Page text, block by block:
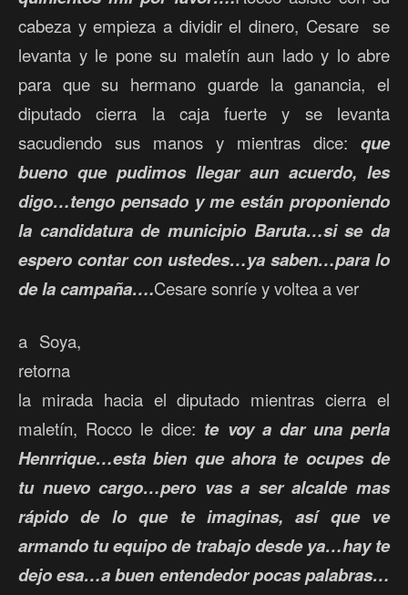
cabeza y empieza a dividir el dinero, Cesare se
levanta y le pone su maletín aun lado y lo abre
para que su hermano guarde la ganancia, el
diputado cierra la caja fuerte y se levanta
sacudiendo sus manos y mientras dice: que
bueno que pudimos llegar aun acuerdo, les
digo…tengo pensado y me están proponiendo
la candidatura de municipio Baruta…si se da
espero contar con ustedes…ya saben…para lo
de la campaña….Cesare sonríe y voltea a ver
a Soya,
retorna
la mirada hacia el diputado mientras cierra el
maletín, Rocco le dice: te voy a dar una perla
Henrrique…esta bien que ahora te ocupes de
tu nuevo cargo…pero vas a ser alcalde mas
rápido de lo que te imaginas, así que ve
armando tu equipo de trabajo desde ya…hay te
dejo esa…a buen entendedor pocas palabras…